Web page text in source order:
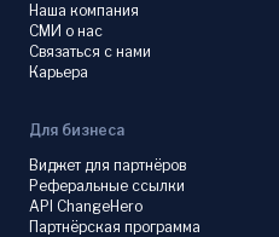
Наша компания
СМИ о нас
Связаться с нами
Карьера
Для бизнеса
Виджет для партнёров
Реферальные ссылки
API ChangeHero
Партнёрская программа